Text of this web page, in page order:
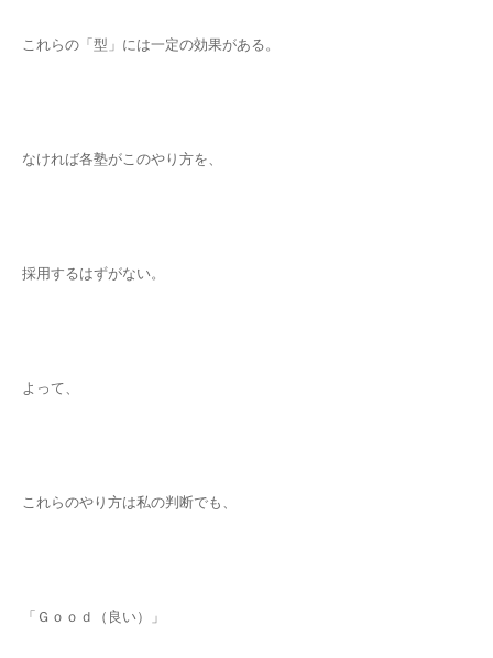
これらの「型」には一定の効果がある。
なければ各塾がこのやり方を、
採用するはずがない。
よって、
これらのやり方は私の判断でも、
「Ｇｏｏｄ（良い）」